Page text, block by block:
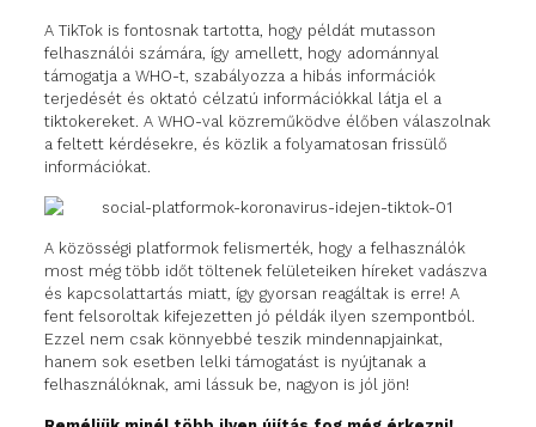
A TikTok is fontosnak tartotta, hogy példát mutasson
felhasználói számára, így amellett, hogy adománnyal
támogatja a WHO-t, szabályozza a hibás információk
terjedését és oktató célzatú információkkal látja el a
tiktokereket. A WHO-val közreműködve élőben válaszolnak
a feltett kérdésekre, és közlik a folyamatosan frissülő
információkat.
A közösségi platformok felismerték, hogy a felhasználók
most még több időt töltenek felületeiken híreket vadászva
és kapcsolattartás miatt, így gyorsan reagáltak is erre! A
fent felsoroltak kifejezetten jó példák ilyen szempontból.
Ezzel nem csak könnyebbé teszik mindennapjainkat,
hanem sok esetben lelki támogatást is nyújtanak a
felhasználóknak, ami lássuk be, nagyon is jól jön!